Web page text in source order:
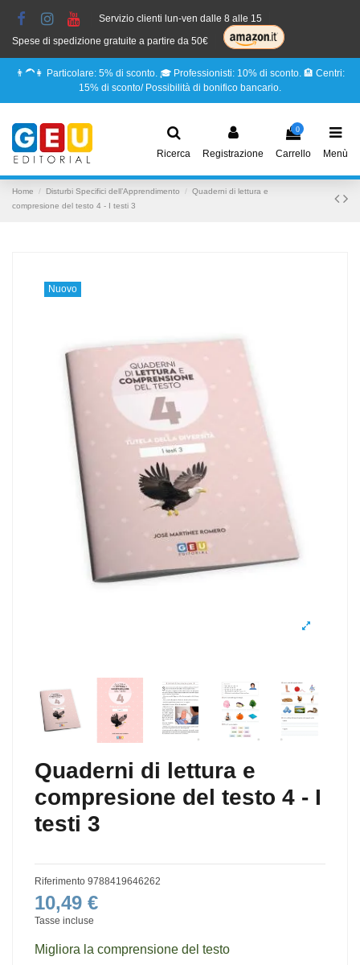
Servizio clienti lun-ven dalle 8 alle 15
Spese di spedizione gratuite a partire da 50€
👨‍🦱👩 Particolare: 5% di sconto. 🎓 Professionisti: 10% di sconto. 🏨 Centri:
15% di sconto/ Possibilità di bonifico bancario.
Ricerca Registrazione
0
Carrello Menù
Home Disturbi Specifici dell’Apprendimento
Quaderni di lettura e
compresione del testo 4 - I testi 3
Nuovo
Quaderni di lettura e
compresione del testo 4 - I
testi 3
Riferimento 9788419646262
10,49 €
Tasse incluse
Migliora la comprensione del testo